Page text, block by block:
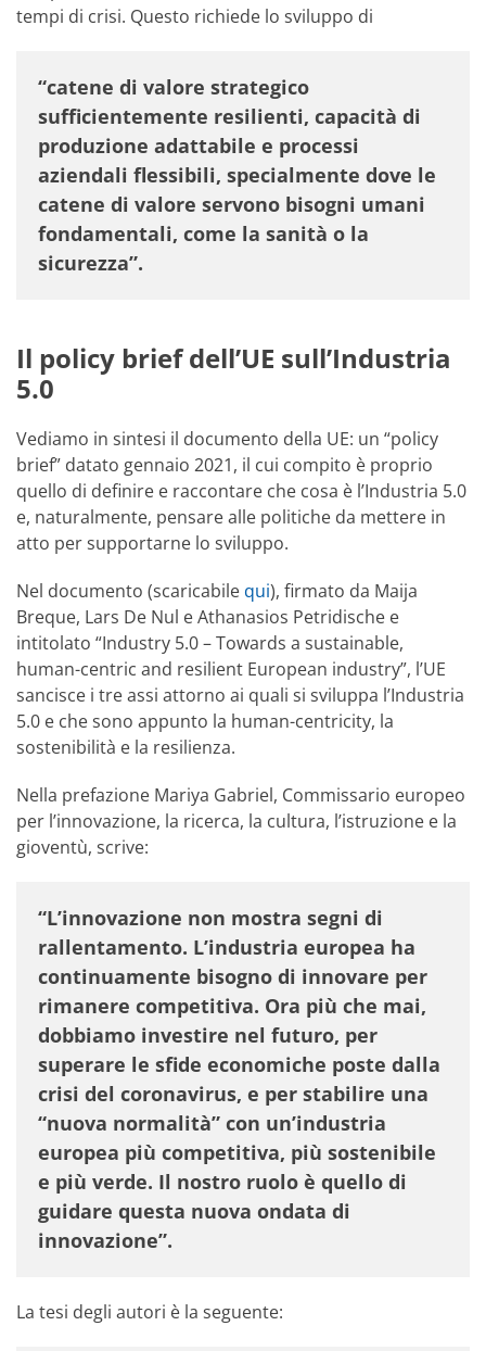
tempi di crisi. Questo richiede lo sviluppo di
“catene di valore strategico
sufficientemente resilienti, capacità di
produzione adattabile e processi
aziendali flessibili, specialmente dove le
catene di valore servono bisogni umani
fondamentali, come la sanità o la
sicurezza”.
Il policy brief dell’UE sull’Industria
5.0
Vediamo in sintesi il documento della UE: un “policy
brief” datato gennaio 2021, il cui compito è proprio
quello di definire e raccontare che cosa è l’Industria 5.0
e, naturalmente, pensare alle politiche da mettere in
atto per supportarne lo sviluppo.
Nel documento (scaricabile qui), firmato da Maija
Breque, Lars De Nul e Athanasios Petridische e
intitolato “Industry 5.0 – Towards a sustainable,
human-centric and resilient European industry”, l’UE
sancisce i tre assi attorno ai quali si sviluppa l’Industria
5.0 e che sono appunto la human-centricity, la
sostenibilità e la resilienza.
Nella prefazione Mariya Gabriel, Commissario europeo
per l’innovazione, la ricerca, la cultura, l’istruzione e la
gioventù, scrive:
“L’innovazione non mostra segni di
rallentamento. L’industria europea ha
continuamente bisogno di innovare per
rimanere competitiva. Ora più che mai,
dobbiamo investire nel futuro, per
superare le sfide economiche poste dalla
crisi del coronavirus, e per stabilire una
“nuova normalità” con un’industria
europea più competitiva, più sostenibile
e più verde. Il nostro ruolo è quello di
guidare questa nuova ondata di
innovazione”.
La tesi degli autori è la seguente: